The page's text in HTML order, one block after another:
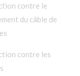
contre le
du câble de
contre les